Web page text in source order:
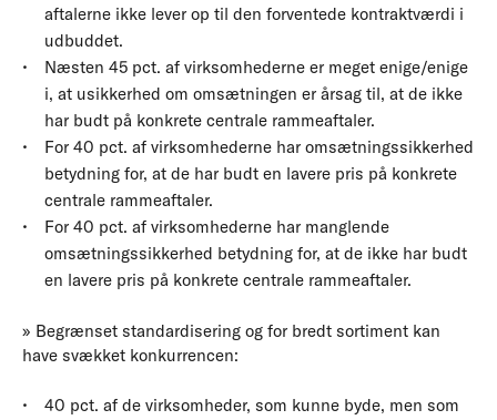
aftalerne ikke lever op til den forventede kontraktværdi i
udbuddet.
Næsten 45 pct. af virksomhederne er meget enige/enige
i, at usikkerhed om omsætningen er årsag til, at de ikke
har budt på konkrete centrale rammeaftaler.
For 40 pct. af virksomhederne har omsætningssikkerhed
betydning for, at de har budt en lavere pris på konkrete
centrale rammeaftaler.
For 40 pct. af virksomhederne har manglende
omsætningssikkerhed betydning for, at de ikke har budt
en lavere pris på konkrete centrale rammeaftaler.
» Begrænset standardisering og for bredt sortiment kan
have svækket konkurrencen:
40 pct. af de virksomheder, som kunne byde, men som